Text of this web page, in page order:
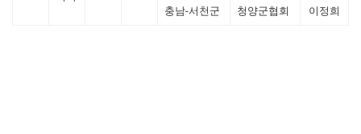
충남-서천군 청양군협회 이정희